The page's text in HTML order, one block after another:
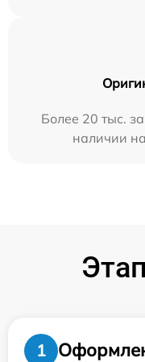
Более 20 тыс.
наличии
1